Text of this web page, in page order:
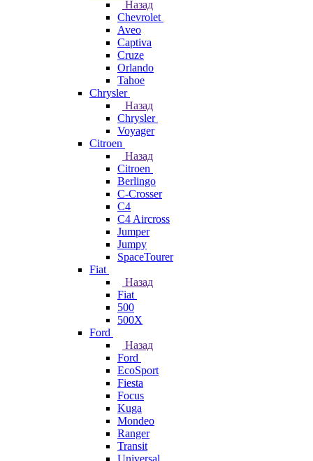
Назад
Chevrolet
Aveo
Captiva
Cruze
Orlando
Tahoe
Chrysler
Назад
Chrysler
Voyager
Citroen
Назад
Citroen
Berlingo
C-Crosser
C4
C4 Aircross
Jumper
Jumpy
SpaceTourer
Fiat
Назад
Fiat
500
500X
Ford
Назад
Ford
EcoSport
Fiesta
Focus
Kuga
Mondeo
Ranger
Transit
Universal